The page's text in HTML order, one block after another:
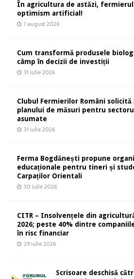
În agricultura de astăzi,
optimism artificial!
1 august 2026
Cum transformă produsele
câmp în decizii de investiții
31 iulie 2026
Clubul Fermierilor Români
planului de măsuri pentru
asumate
31 iulie 2026
Ferma Bogdănești propune
educaționale pentru tineri și
Carpaților Orientali
30 iulie 2026
CITR – Insolvențele din
2026; peste 40% dintre
în risc financiar
29 iulie 2026
Scrisoare deschisă